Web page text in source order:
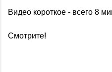
Видео короткое - всего 8
Смотрите!